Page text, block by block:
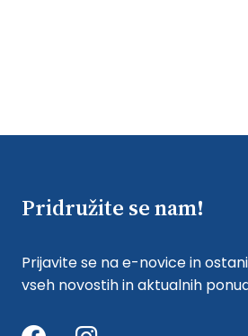
Pridružite se nam!
Prijavite se na e-novice in
vseh novostih in aktualnih